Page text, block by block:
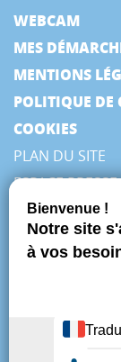
WEBCAM
MES
MENTIONS
POLITIQUE DE
COOKIES
PLAN DU SITE
ESPACE PRESSE